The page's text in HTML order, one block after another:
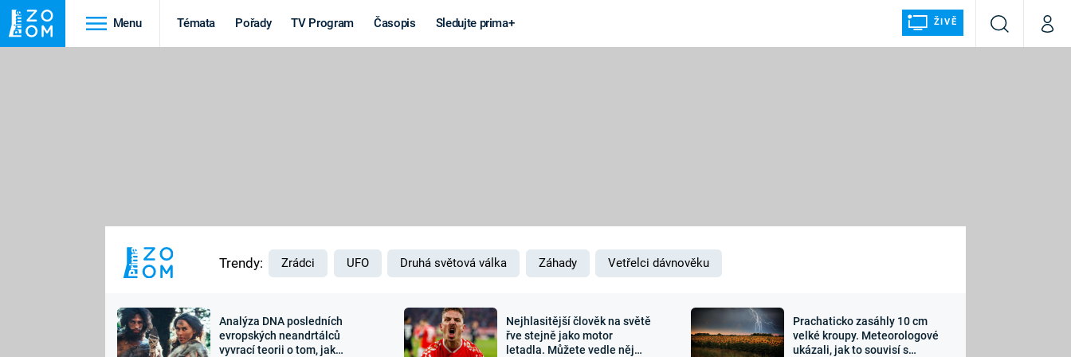
Menu Témata Pořady TV Program Časopis Sledujte prima+ ŽIVĚ
VyhledáváníMůj
MARS
Výročí
Záhady a
Zajímavosti Sledujte nás
Trendy: Zrádci UFO Druhá světová válka Záhady Vetřelci dávnověku
Analýza DNA posledních
evropských neandrtálců
vyvrací teorii o tom, jak
Nejhlasitější člověk na světě
řve stejně jako motor
letadla. Můžete vedle něj
Prachaticko zasáhly 10 cm
velké kroupy. Meteorologové
ukázali, jak to souvisí s